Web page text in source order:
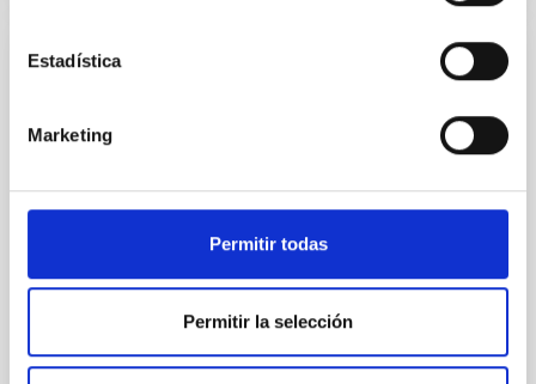
Estadística
Marketing
Permitir todas
Permitir la selección
CON ÁRBITRO
Clues to inside-out quenching in quiescent
galaxies at 1.2 ≲ z ≲ 2.2: Age, Fe-, and
SUSPENSE
Spatially resolved stellar populations of massive
mass assembly mechanisms. Previous photometric
galaxies are redder than their outskirts. However,